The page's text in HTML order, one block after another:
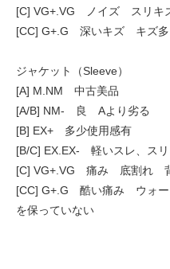
[C] VG+.VG ノイズ スリキ
[CC] G+.G 深いキズ キズ
ジャケット（Sleeve）
[A] M.NM 中古美品
[A/B] NM- 良 Aより劣る
[B] EX+ 多少使用感有
[B/C] EX.EX- 軽いスレ、ス
[C] VG+.VG 痛み 底割れ
[CC] G+.G 酷い痛み ウォ
を保っていない